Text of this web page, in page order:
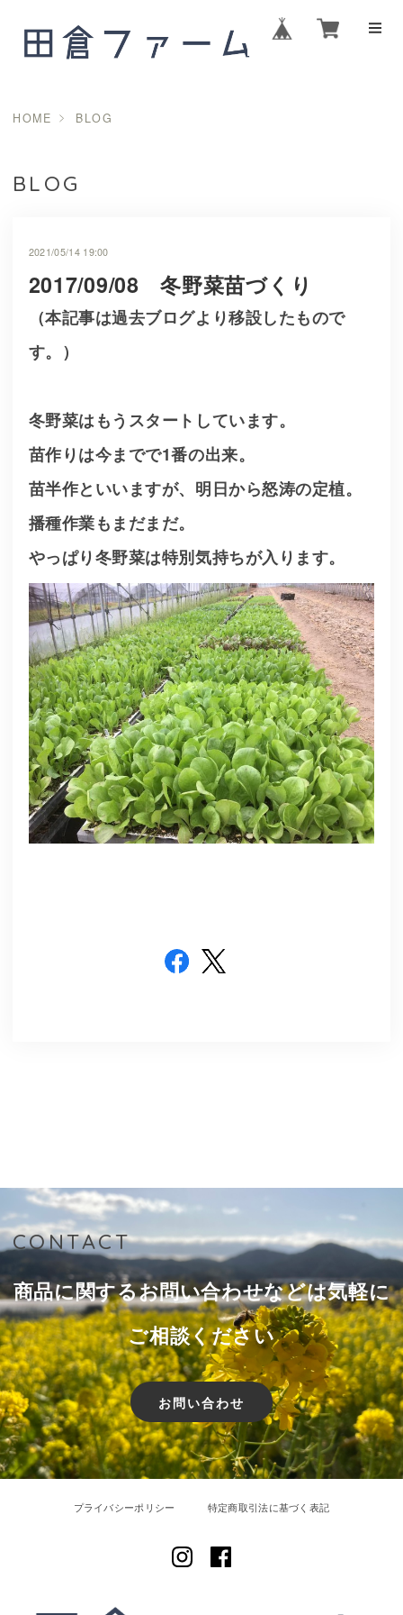
HOME BLOG
BLOG
2017/09/08 冬野菜苗づくり
2021/05/14 19:00
（本記事は過去ブログより移設したもので
す。）
冬野菜はもうスタートしています。
苗作りは今までで1番の出来。
苗半作といいますが、明日から怒涛の定植。
播種作業もまだまだ。
やっぱり冬野菜は特別気持ちが入ります。
CONTACT
商品に関するお問い合わせなどは気軽に
ご相談ください
お問い合わせ
プライバシーポリシー 特定商取引法に基づく表記